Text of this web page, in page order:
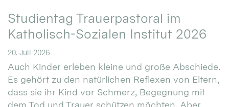
Studientag Trauerpastoral im
Katholisch-Sozialen Institut 2026
20. Juli 2026
Auch Kinder erleben kleine und große Abschiede.
Es gehört zu den natürlichen Reflexen von Eltern,
dass sie ihr Kind vor Schmerz, Begegnung mit